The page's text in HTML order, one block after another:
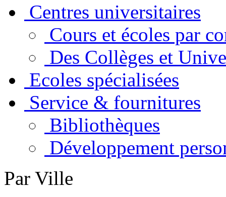
Centres universitaires
Cours et écoles par
Des Collèges et
Ecoles spécialisées
Service & fournitures
Bibliothèques
Développement
Par Ville